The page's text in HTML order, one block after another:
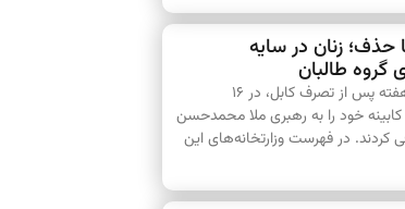
حذف؛ زنان در سایه
گروه طالبان
طالبان دو هفته پس از تصرف کابل، در ۱۶
کابینه خود را به رهبری ملا محمد‌حسن
کردند. در فهرست وزارتخانه‌های این